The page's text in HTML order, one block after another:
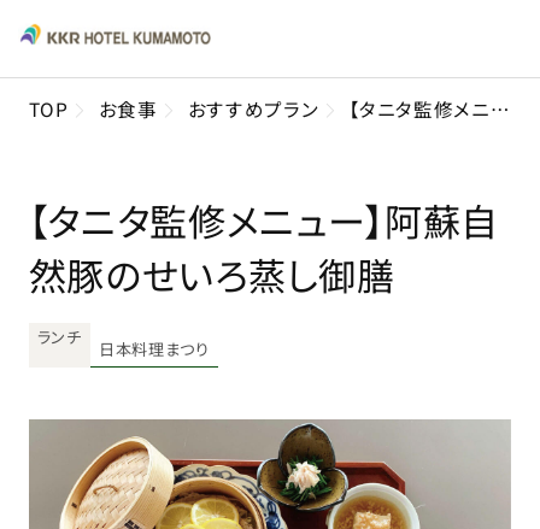
TOP お食事 おすすめプラン 【タニタ監修メニュー】阿蘇自然豚のせいろ蒸し御膳
【タニタ監修メニュー】阿蘇自
然豚のせいろ蒸し御膳
ランチ
日本料理まつり